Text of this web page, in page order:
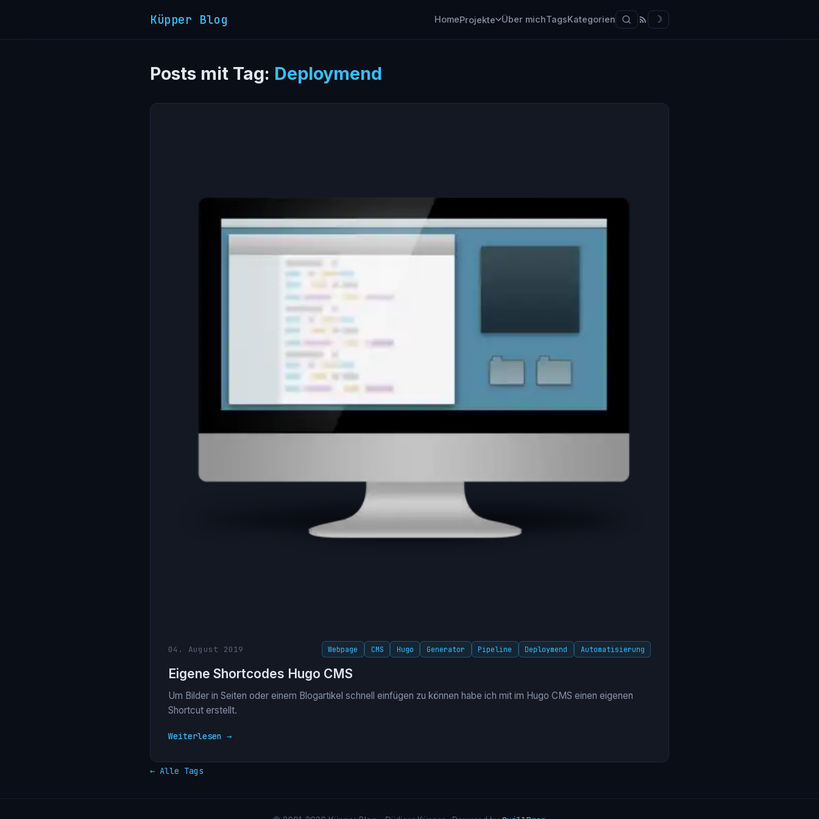
Küpper Blog HomeProjekte Über michTagsKategorien ☽
Posts mit Tag: Deploymend
04. August 2019 Webpage CMS Hugo Generator Pipeline Deploymend Automatisierung
Eigene Shortcodes Hugo CMS
Um Bilder in Seiten oder einem Blogartikel schnell einfügen zu können habe ich mit im Hugo CMS einen eigenen
Shortcut erstellt.
Weiterlesen →
← Alle Tags